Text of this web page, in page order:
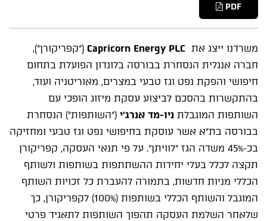
PDF
משרדנו ייצג את Capricorn Energy PLC ("קפריקורן"),
חברה אנגלית הנסחרת בבורסה בלונדון הפועלת בתחום
חיפושי והפקת נפט וגז טבעי במצרים, מאוריטניה ועוד,
בהתקשרות בהסכם לביצוע עסקת מיזוג הופכי עם
השותפות המוגבלת ניו-מד אנרג'י ("השותפות") הנסחרת
בבורסה בת"א אשר עוסקת בחיפושי נפט וגז טבעי ומחזיקה
בכ-45% משדה הגז "לוויתן". על פי תנאי העסקה, קפריקורן
תקצה לכלל בעלי יחידות ההשתתפות בשותפות ולשותף
הכללי מניות חדשות, בתמורה להעברת כל זכויות השותף
המוגבל והשותף הכללי בשותפות (100%) לקפריקורן, כך
שלאחר השלמת העסקה תהפוך השותפות לתאגיד פרטי